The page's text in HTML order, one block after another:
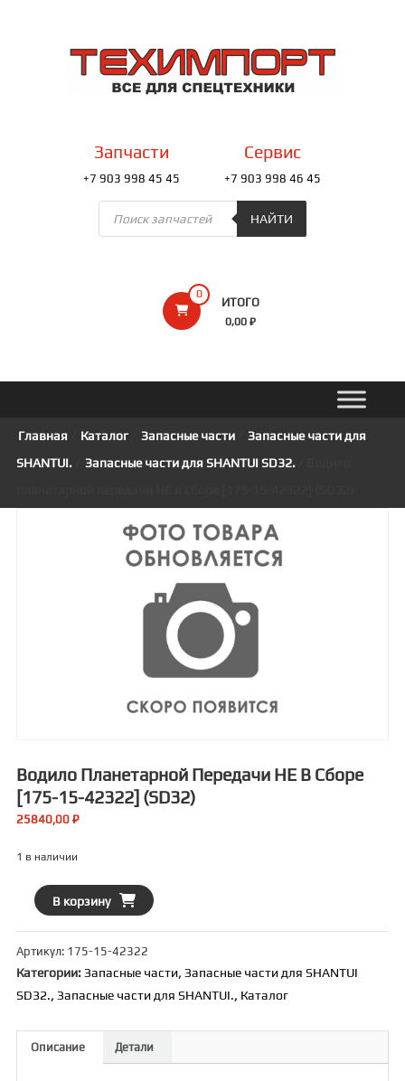
содержимомуТЕХИМПОРТ
Всё
0
ИТОГО
0,00 ₽
Запчасти
+7 903 998 45 45
Сервис
+7 903 998 46 45
Поиск
товаров
НАЙТИ
Главная Каталог/ Запасные части/
Запасные части для
SHANTUI./ Запасные части для SHANTUI SD32./ Водило
Водило Планетарной Передачи НЕ В Сборе
[175-15-42322] (SD32)
25840,00 ₽
1 в наличии
Количество
товара
Водило
планетарной
передачи
НЕ
сборе
В корзину
Артикул: 175-15-42322
Категории: Запасные части, Запасные части для SHANTUI
SD32., Запасные части для SHANTUI., Каталог
Описание Детали